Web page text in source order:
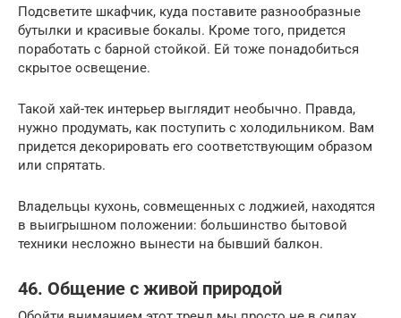
Подсветите шкафчик, куда поставите разнообразные
бутылки и красивые бокалы. Кроме того, придется
поработать с барной стойкой. Ей тоже понадобиться
скрытое освещение.
Такой хай-тек интерьер выглядит необычно. Правда,
нужно продумать, как поступить с холодильником. Вам
придется декорировать его соответствующим образом
или спрятать.
Владельцы кухонь, совмещенных с лоджией, находятся
в выигрышном положении: большинство бытовой
техники несложно вынести на бывший балкон.
46. Общение с живой природой